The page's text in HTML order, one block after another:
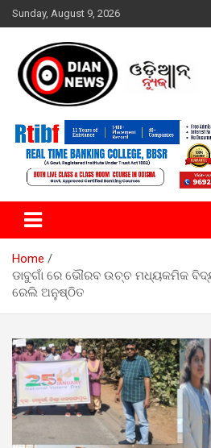
Skip
to
Sunday, August 9, 2026
ଓଡିଆନ୍ ନ୍ୟୁଜ
Home
ଡାବୁଗାଁ ରେ ଭୌରବ ଉଚ୍ଚ ମଧ୍ୟକମିକ
ରେଲି ଅନୁଷ୍ଠିତ